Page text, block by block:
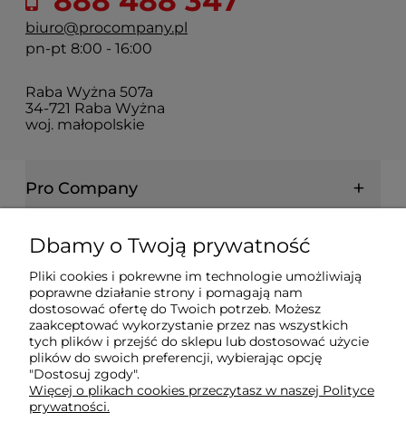
biuro@procompany.pl
pn-pt 8:00 - 16:00
Raba Wyżna 507a
34-721 Raba Wyżna
woj. małopolskie
Pro Company
Farby | Lakiery | Emalie
Ochrona drewna | metalu | betonu
Informacje prawne
Dokumenty
Dbamy o Twoją prywatność
Pliki cookies i pokrewne im technologie umożliwiają
poprawne działanie strony i pomagają nam
dostosować ofertę do Twoich potrzeb. Możesz
zaakceptować wykorzystanie przez nas wszystkich
tych plików i przejść do sklepu lub dostosować użycie
plików do swoich preferencji, wybierając opcję
"Dostosuj zgody".
Więcej o plikach cookies przeczytasz w naszej Polityce
prywatności.